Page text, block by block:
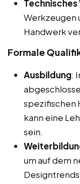
Technisches
Werkzeugen
Handwerk
Formale
Ausbildung:
spezifischen
kann eine
sein.
um auf dem